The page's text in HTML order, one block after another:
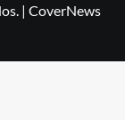
| CoverNews